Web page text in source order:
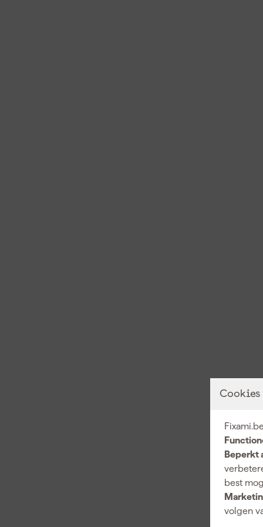
Cookies
Beperkt
best
volgen